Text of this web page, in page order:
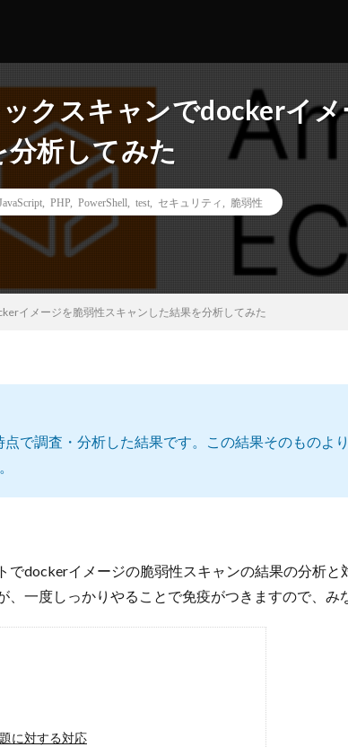
クスキャンでdockerイ
析してみた
JavaScript, PHP, PowerShell test, セキュリティ 脆弱性
イメージを脆弱性スキャンした結果を分析してみた
で調査・分析した結果です。この結果そのものよ
でdockerイメージの脆弱性スキャンの結果の分析と
、一度しっかりやることで免疫がつきますので、み
に対する対応